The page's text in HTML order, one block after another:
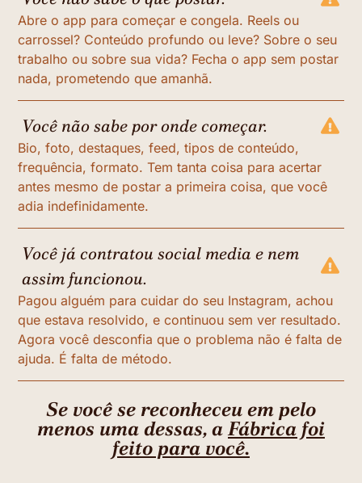
Abre o app para começar e congela. Reels ou
carrossel? Conteúdo profundo ou leve? Sobre o seu
trabalho ou sobre sua vida? Fecha o app sem postar
nada, prometendo que amanhã.
Você não sabe por onde começar.
Bio, foto, destaques, feed, tipos de conteúdo,
frequência, formato. Tem tanta coisa para acertar
antes mesmo de postar a primeira coisa, que você
adia indefinidamente.
Você já contratou social media e nem
assim funcionou.
Pagou alguém para cuidar do seu Instagram, achou
que estava resolvido, e continuou sem ver resultado.
Agora você desconfia que o problema não é falta de
ajuda. É falta de método.
Se você se reconheceu em pelo
menos uma dessas, aFábrica foi
feito para você.